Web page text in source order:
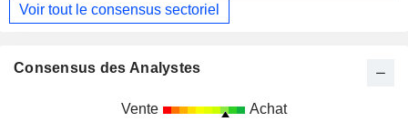
Voir tout le consensus sectoriel
Consensus des Analystes
Vente Achat